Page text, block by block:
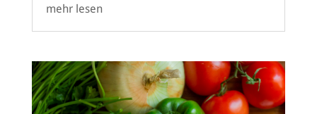
mehr lesen